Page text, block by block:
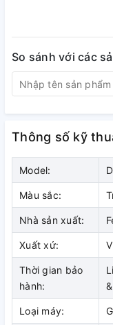
THANH ANODE MG
Mg anode có tác
cho chất lượng nước
nghiên cứu và phát
hơn giúp chống ăn
VAN XẢ
Việc vệ sinh bình sẽ
thể tự tháo van, xả
So sánh với các
Thông số kỹ
Model:
Màu sắc:
Nhà sản xuất:
Xuất xứ:
Thời gian bảo
hành:
Loại máy: